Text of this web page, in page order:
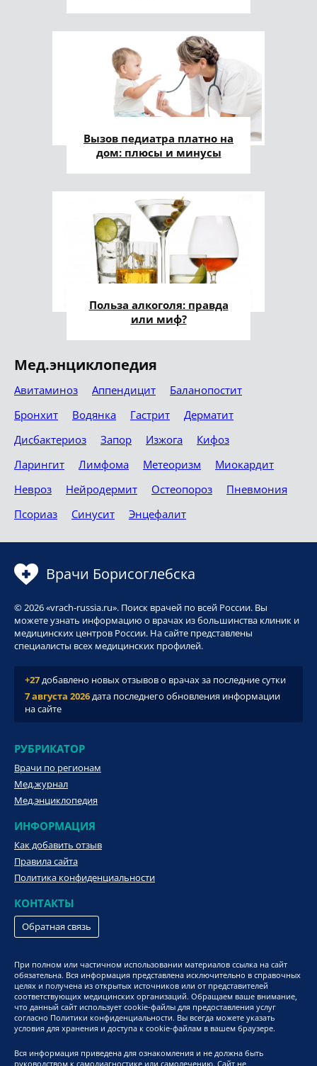
Вызов педиатра платно на
дом: плюсы и минусы
Польза алкоголя: правда
или миф?
Мед.энциклопедия
Авитаминоз Аппендицит
Баланопостит
Бронхит
Водянка Гастрит
Дерматит
Дисбактериоз
Запор Изжога
Кифоз
Ларингит
Лимфома Метеоризм
Миокардит
Невроз
Нейродермит Остеопороз
Пневмония
Псориаз
Синусит Энцефалит
Врачи Борисоглебска
© 2026 «vrach-russia.ru». Поиск врачей по всей России. Вы
можете узнать информацию о врачах из большинства клиник и
медицинских центров России. На сайте представлены
специалисты всех медицинских профилей.
+27добавлено новых отзывов о врачах за последние сутки
7 августа 2026дата последнего обновления информации
на сайте
РУБРИКАТОР
Врачи по регионам
Мед.журнал
Мед.энциклопедия
ИНФОРМАЦИЯ
Как добавить отзыв
Правила сайта
Политика конфиденциальности
КОНТАКТЫ
Обратная связь
При полном или частичном использовании материалов ссылка на сайт
обязательна. Вся информация представлена исключительно в справочных
целях и получена из открытых источников или от представителей
соответствующих медицинских организаций. Обращаем ваше внимание,
что данный сайт использует cookie-файлы для предоставления услуг
согласно Политики конфиденциальности. Вы всегда можете указать
условия для хранения и доступа к cookie-файлам в вашем браузере.
Вся информация приведена для ознакомления и не должна быть
руководством к самодиагностике или самолечению. Сайт не